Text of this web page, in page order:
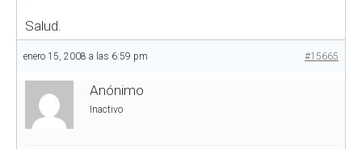
Salud.
enero 15, 2008 a las 6:59 pm #15665
Anónimo
Inactivo